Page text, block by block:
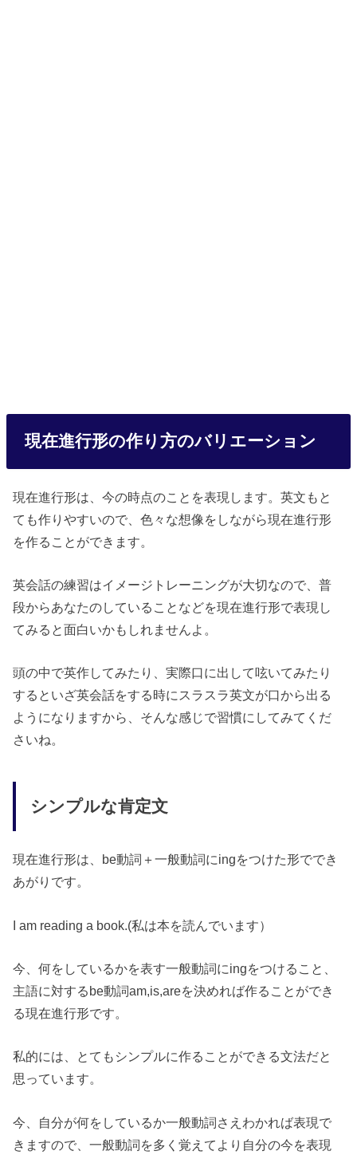
現在進行形の作り方のバリエーション
現在進行形は、今の時点のことを表現します。英文もと
ても作りやすいので、色々な想像をしながら現在進行形
を作ることができます。
英会話の練習はイメージトレーニングが大切なので、普
段からあなたのしていることなどを現在進行形で表現し
てみると面白いかもしれませんよ。
頭の中で英作してみたり、実際口に出して呟いてみたり
するといざ英会話をする時にスラスラ英文が口から出る
ようになりますから、そんな感じで習慣にしてみてくだ
さいね。
シンプルな肯定文
現在進行形は、be動詞＋一般動詞にingをつけた形ででき
あがりです。
I am reading a book.(私は本を読んでいます）
今、何をしているかを表す一般動詞にingをつけること、
主語に対するbe動詞am,is,areを決めれば作ることができ
る現在進行形です。
私的には、とてもシンプルに作ることができる文法だと
思っています。
今、自分が何をしているか一般動詞さえわかれば表現で
きますので、一般動詞を多く覚えてより自分の今を表現